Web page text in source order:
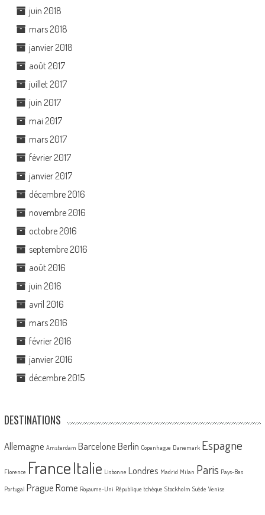
juin 2018
mars 2018
janvier 2018
août 2017
juillet 2017
juin 2017
mai 2017
mars 2017
février 2017
janvier 2017
décembre 2016
novembre 2016
octobre 2016
septembre 2016
août 2016
juin 2016
avril 2016
mars 2016
février 2016
janvier 2016
décembre 2015
DESTINATIONS
Allemagne Amsterdam BarceloneBerlin Copenhague Danemark Espagne
Florence FranceItalie Lisbonne Londres Madrid Milan Paris Pays-Bas
Portugal PragueRome Royaume-Uni République tchèque Stockholm Suède Venise